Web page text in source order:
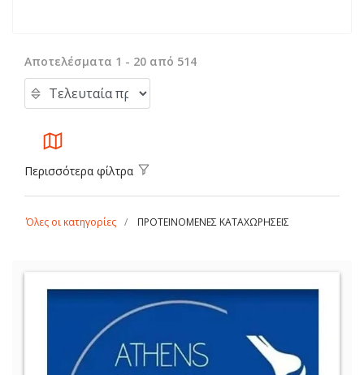
Αποτελέσματα 1 - 20 από 514
Περισσότερα φίλτρα
Όλες οι κατηγορίες ΠΡΟΤΕΙΝΟΜΕΝΕΣ ΚΑΤΑΧΩΡΗΣΕΙΣ